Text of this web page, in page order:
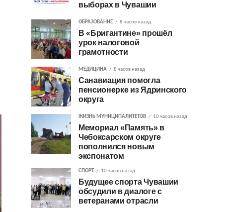
выборах в Чувашии
ОБРАЗОВАНИЕ 8 часов назад
В «Бригантине» прошёл
урок налоговой
грамотности
МЕДИЦИНА 8 часов назад
Санавиация помогла
пенсионерке из Ядринского
округа
ЖИЗНЬ МУНИЦИПАЛИТЕТОВ 10 часов назад
Мемориал «Память» в
Чебоксарском округе
пополнился новым
экспонатом
СПОРТ 10 часов назад
Будущее спорта Чувашии
обсудили в диалоге с
ветеранами отрасли